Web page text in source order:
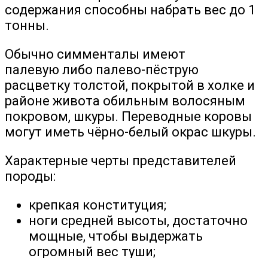
содержания способны набрать вес до 1
тонны.
Обычно симменталы имеют
палевую либо палево-пёструю
расцветку толстой, покрытой в холке и
районе живота обильным волосяным
покровом, шкуры. Переводные коровы
могут иметь чёрно-белый окрас шкуры.
Характерные черты представителей
породы:
крепкая конституция;
ноги средней высоты, достаточно
мощные, чтобы выдержать
огромный вес туши;